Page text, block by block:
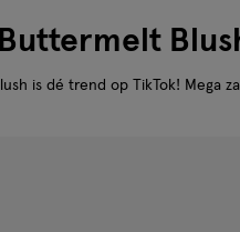
tinten voor alle
Buttermelt
is dé trend op TikTok! Mega